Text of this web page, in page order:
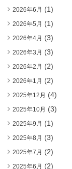
2026年6月 (1)
2026年5月 (1)
2026年4月 (3)
2026年3月 (3)
2026年2月 (2)
2026年1月 (2)
2025年12月 (4)
2025年10月 (3)
2025年9月 (1)
2025年8月 (3)
2025年7月 (2)
2025年6月 (2)